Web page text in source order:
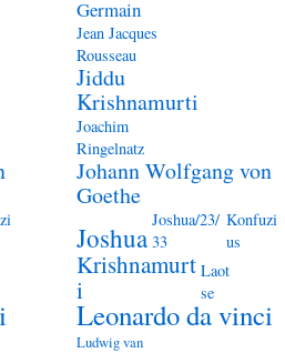
Germain
Jean Jacques
Rousseau
Jiddu
Krishnamurti
Joachim
Ringelnatz
Johann Wolfgang von
Goethe
Joshua
Joshua/23/
33
Konfuzi
us
Krishnamurt
i
Laot
se
Leonardo da vinci
Ludwig van